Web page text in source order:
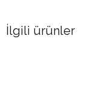
İlgili ürünler